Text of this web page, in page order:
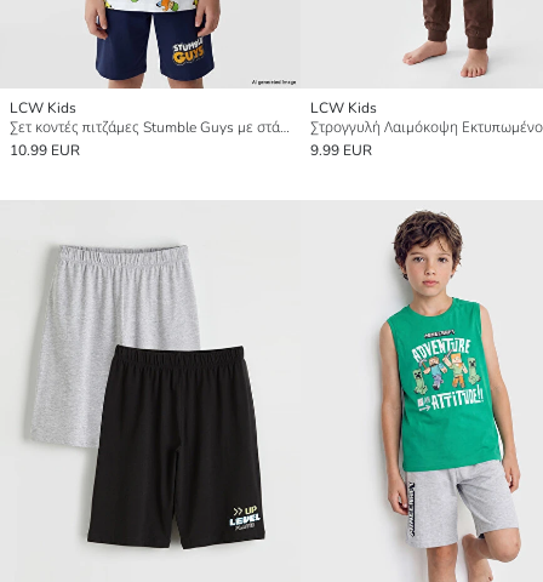
LCW Kids
Σετ κοντές πιτζάμες Stumble Guys με στάμπα για αγόρια
10.99 EUR
LCW Kids
9.99 EUR